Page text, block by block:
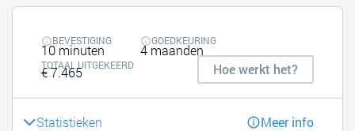
BEVESTIGING
10 minuten
GOEDKEURING
4 maanden
TOTAAL UITGEKEERD
€ 7.465 Hoe werkt het?
Statistieken Meer info